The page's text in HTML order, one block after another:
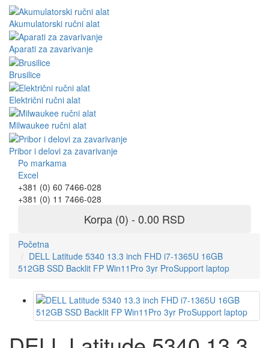
Akumulatorski ručni alat
Aparati za zavarivanje
Brusilice
Električni ručni alat
Milwaukee ručni alat
Pribor i delovi za zavarivanje
Po markama
Excel
+381 (0) 60 7466-028
+381 (0) 11 7466-028
Korpa (0) - 0.00 RSD
Početna
DELL Latitude 5340 13.3 inch FHD i7-1365U 16GB
512GB SSD Backlit FP Win11Pro 3yr ProSupport laptop